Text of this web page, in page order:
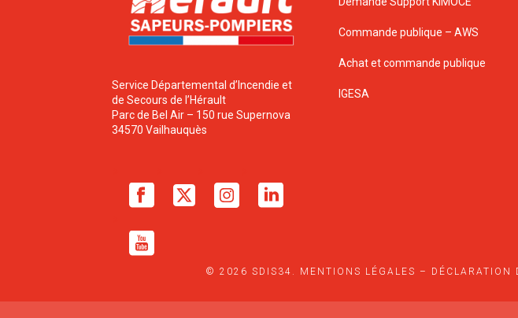
Service Départemental d’Incendie et
de Secours de l’Hérault
Parc de Bel Air – 150 rue Supernova
34570 Vailhauquès
Commande publique – AWS
Achat et commande publique
IGESA
© 2026 SDIS34. MENTIONS LÉGALES – DÉCLARATION